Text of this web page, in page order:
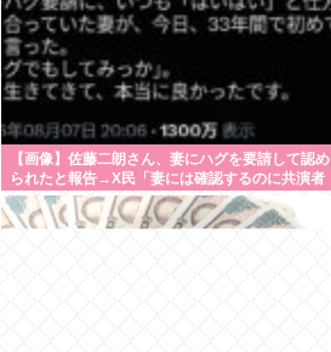
【画像】佐藤二朗さん、妻にハグを要請して認め
られたと報告→X民「妻には確認するのに共演者
にはなぜアドリブなの？」